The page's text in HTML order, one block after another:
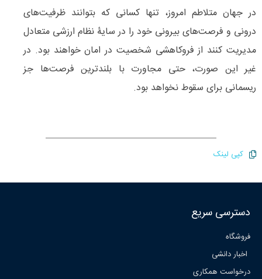
در جهان متلاطم امروز، تنها کسانی که بتوانند ظرفیت‌های
درونی و فرصت‌های بیرونی خود را در سایۀ نظام ارزشی متعادل
مدیریت کنند از فروکاهشی شخصیت در امان خواهند بود. در
غیر این ‌صورت، حتی مجاورت با بلندترین فرصت‌ها جز
ریسمانی برای سقوط نخواهد بود.
کپی لینک
دسترسی سریع
فروشگاه
اخبار دانشی
درخواست همکاری